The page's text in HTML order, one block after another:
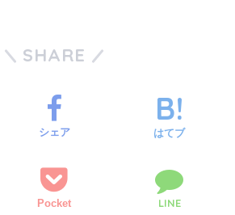
SHARE
シェア はてブ
Pocket LINE